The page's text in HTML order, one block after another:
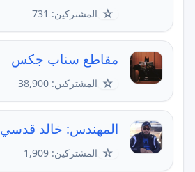
☆ المشتركين: 731
مقاطع سناب جكس
☆ المشتركين: 38,900
المهندس: خالد قدسي
☆ المشتركين: 1,909